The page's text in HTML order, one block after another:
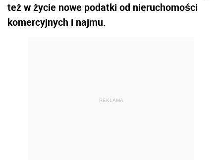
też w życie nowe podatki od nieruchomości
komercyjnych i najmu.
REKLAMA